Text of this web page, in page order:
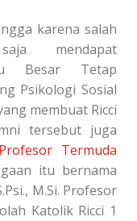
karena salah
mendapat
Besar Tetap
Psikologi Sosial
membuat Ricci
tersebut juga
Profesor Termuda
itu bernama
M.Si. Profesor
Katolik Ricci 1